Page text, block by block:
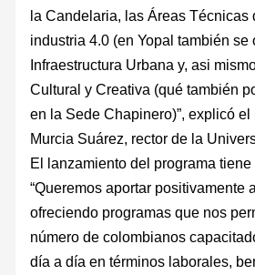
la Candelaria, las Áreas Técnicas
industria 4.0 (en Yopal también se
Infraestructura Urbana y, asi
Cultural y Creativa (qué también
en la Sede Chapinero)”, explicó
Murcia Suárez, rector de la
El lanzamiento del programa
“Queremos aportar positivamente
ofreciendo programas que nos
número de colombianos
día a día en términos laborales,